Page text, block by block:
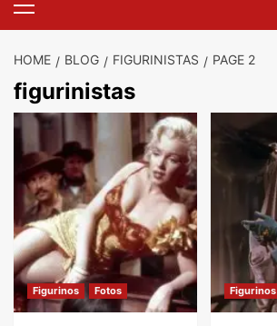
Menu
HOME BLOG FIGURINISTAS PAGE 2
figurinistas
Figurinos Fotos Figurinos